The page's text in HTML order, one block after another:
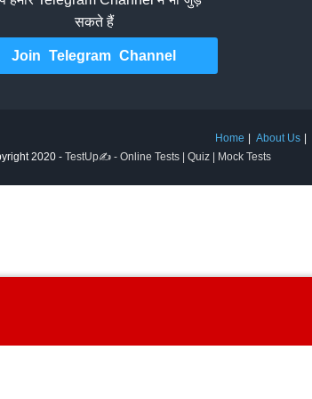
सकते हैं
Join Telegram Channel
Home About Us
2020 - TestUp✍️ - Online Tests | Quiz | Mock Tests